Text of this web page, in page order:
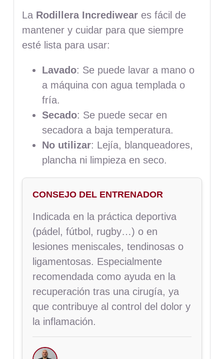
La Rodillera Incrediweares fácil de
mantener y cuidar para que siempre
esté lista para usar:
Lavado: Se puede lavar a mano o
a máquina con agua templada o
fría.
Secado: Se puede secar en
secadora a baja temperatura.
No utilizar: Lejía, blanqueadores,
plancha ni limpieza en seco.
CONSEJO DEL ENTRENADOR
Indicada en la práctica deportiva
(pádel, fútbol, rugby…) o en
lesiones meniscales, tendinosas o
ligamentosas. Especialmente
recomendada como ayuda en la
recuperación tras una cirugía, ya
que contribuye al control del dolor y
la inflamación.